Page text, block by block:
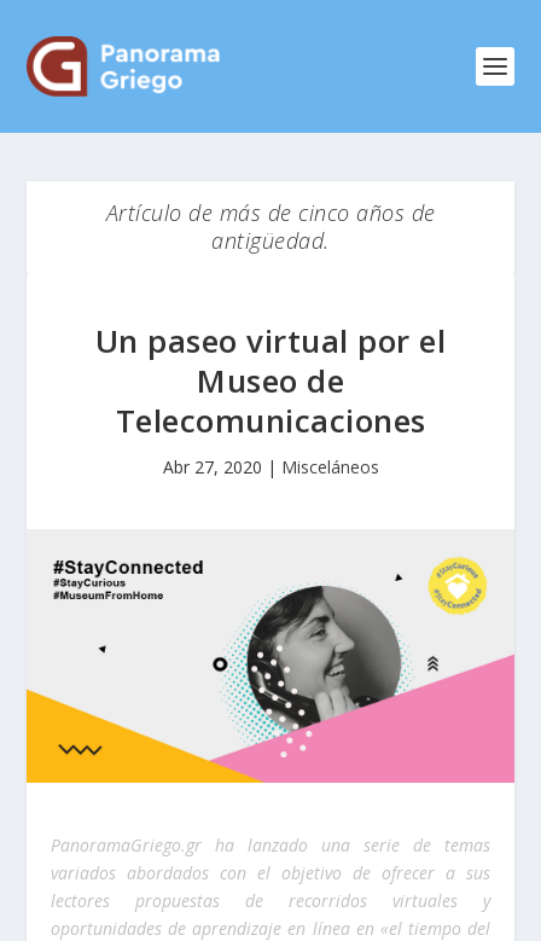
Artículo de más de cinco años de
antigüedad.
Un paseo virtual por el
Museo de
Telecomunicaciones
Abr 27, 2020 | Misceláneos
PanoramaGriego.gr ha lanzado una serie de temas
variados abordados con el objetivo de ofrecer a sus
lectores propuestas de recorridos virtuales y
oportunidades de aprendizaje en línea en «el tiempo del